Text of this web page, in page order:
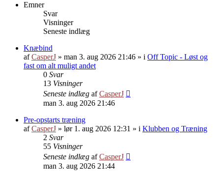
Emner
Svar
Visninger
Seneste indlæg
Knæbind
afCasperJ » man 3. aug 2026 21:46 » i Off Topic - Løst og
fast om alt muligt andet
0 Svar
13 Visninger
Seneste indlæg afCasperJ
man 3. aug 2026 21:46
Pre-opstarts træning
afCasperJ » lør 1. aug 2026 12:31 » i Klubben og Træning
2 Svar
55 Visninger
Seneste indlæg afCasperJ
man 3. aug 2026 21:44